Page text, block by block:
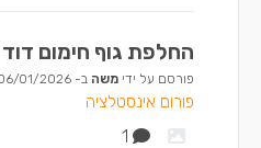
החלפת גוף חימום
פורסם על ידי משה ב- 01/2026
פורום אינסטלציה
1